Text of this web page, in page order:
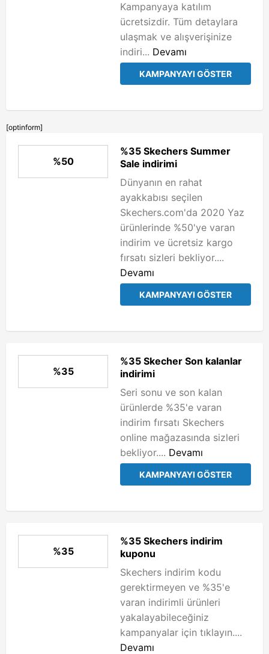
Kampanyaya katılım
ücretsizdir. Tüm detaylara
ulaşmak ve alışverişinize
indiri... Devamı
KAMPANYAYI GÖSTER
[optinform]
%50
%35 Skechers Summer
Sale indirimi
Dünyanın en rahat
ayakkabısı seçilen
Skechers.com'da 2020 Yaz
ürünlerinde %50'ye varan
indirim ve ücretsiz kargo
fırsatı sizleri bekliyor....
Devamı
KAMPANYAYI GÖSTER
%35
%35 Skecher Son kalanlar
indirimi
Seri sonu ve son kalan
ürünlerde %35'e varan
indirim fırsatı Skechers
online mağazasında sizleri
bekliyor.... Devamı
KAMPANYAYI GÖSTER
%35
%35 Skechers indirim
kuponu
Skechers indirim kodu
gerektirmeyen ve %35'e
varan indirimli ürünleri
yakalayabileceğiniz
kampanyalar için tıklayın....
Devamı